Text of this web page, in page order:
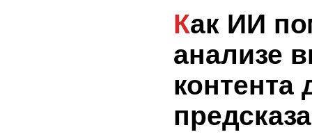
Как ИИ помогает в
анализе
контента